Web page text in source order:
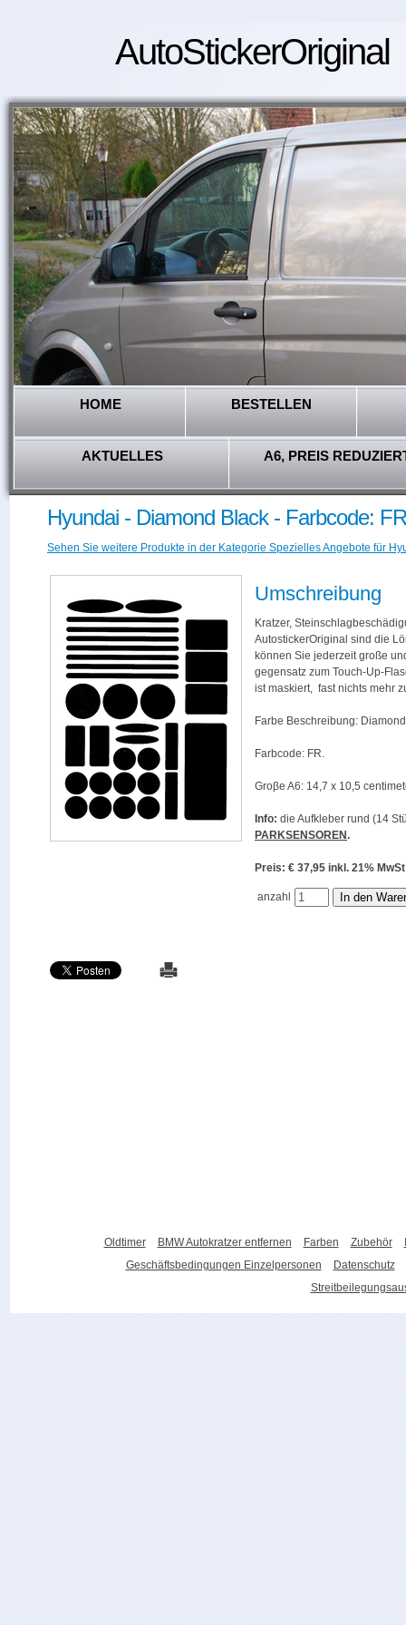
AutoStickerOriginal
HOME BESTELLEN
AKTUELLES A6, PREIS
Hyundai - Diamond Black - Farbcode: FR
Sehen Sie weitere Produkte in der Kategorie Spezielles Angebote für
Umschreibung
Kratzer,
AutostickerOriginal sind die
können Sie jederzeit große
gegensatz zum Touch-Up-
ist maskiert, fast nichts mehr
Farbe Beschreibung:
Farbcode: FR.
Groβe A6: 14,7 x 10,5
Info: die Aufkleber rund (14
PARKSENSOREN.
Preis: € 37,95 inkl. 21%
anzahl
Oldtimer BMW Autokratzer entfernen Farben Zubehör
Geschäftsbedingungen Einzelpersonen
Datenschutz